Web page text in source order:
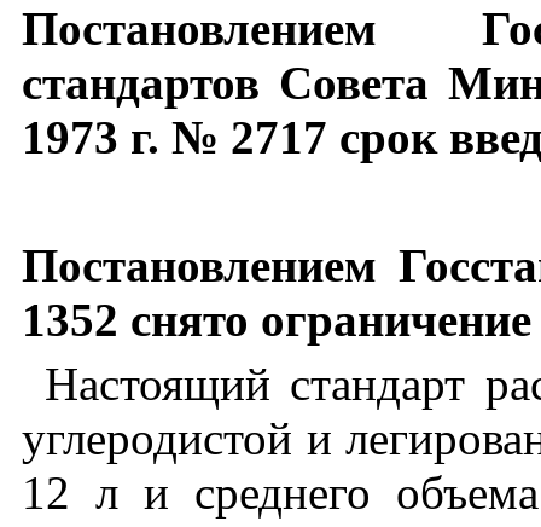
Постановлением
стандартов Совета
1973 г. № 2717 срок
Постановлением
1352 снято
Настоящий стандарт
углеродистой и
12 л и среднего